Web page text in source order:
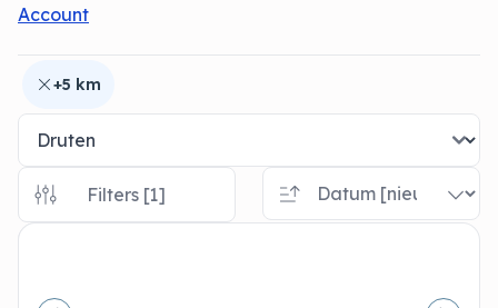
Account
+5 km
Filters [1]